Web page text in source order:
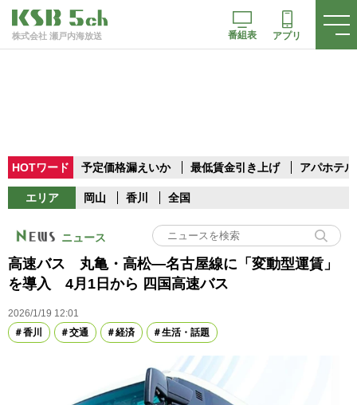
株式会社 瀬戸内海放送 番組表 アプリ
HOTワード 予定価格漏えいか 最低賃金引き上げ アパホテル
エリア 岡山 香川 全国
ニュース
高速バス 丸亀・高松―名古屋線に「変動型運賃」
を導入 4月1日から 四国高速バス
2026/1/19 12:01
香川
交通 経済 生活・話題